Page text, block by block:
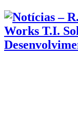
Works T.I.